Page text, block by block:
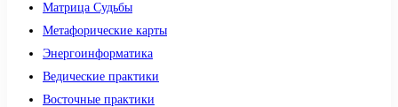
Матрица Судьбы
Метафорические карты
Энергоинформатика
Ведические практики
Восточные практики